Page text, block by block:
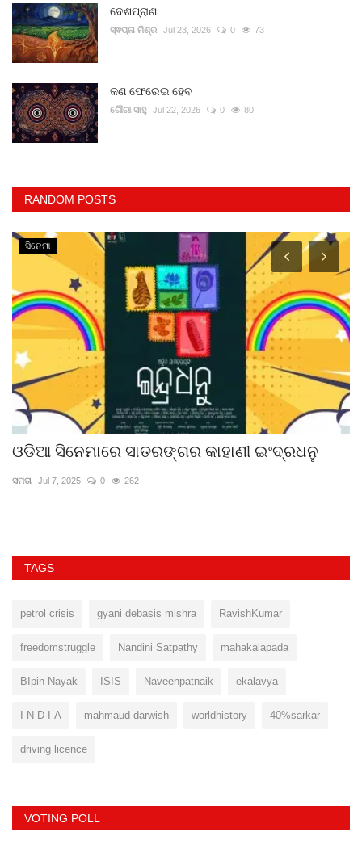
ଦେଶପ୍ରାଣ
ସ୍ଵପ୍ନା ମିଶ୍ର Jul 23, 2026 0 73
କଣ ଫେରେଇ ହେବ
ଗୌରୀ ସାହୁ Jul 22, 2026 0 80
RANDOM POSTS
ସିନେମା
ଓଡିଆ ସିନେମାରେ ସାତରଙ୍ଗର କାହାଣୀ ଇଂଦ୍ରଧନୁ
ସମତା Jul 7, 2025 0 262
TAGS
petrol crisis gyani debasis mishra RavishKumar
freedomstruggle Nandini Satpathy mahakalapada
BIpin Nayak ISIS Naveenpatnaik ekalavya
I-N-D-I-A mahmaud darwish worldhistory 40%sarkar
driving licence
VOTING POLL